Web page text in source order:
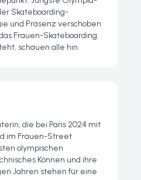
Skateboarding-
und Präsenz verschoben
Frauen-Skateboarding.
schauen alle hin.
die bei Paris 2024 mit
im Frauen-Street
olympischen
Können und ihre
Jahren stehen für eine